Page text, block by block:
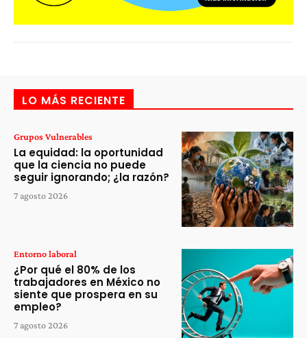
LO MÁS RECIENTE
Grupos Vulnerables
La equidad: la oportunidad
que la ciencia no puede
seguir ignorando; ¿la razón?
7 agosto 2026
Entorno laboral
¿Por qué el 80% de los
trabajadores en México no
siente que prospera en su
empleo?
7 agosto 2026